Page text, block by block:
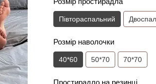
Півтораспальний
Розмір наволочки
40*60 50*70 70*70
Простирадло на резинці